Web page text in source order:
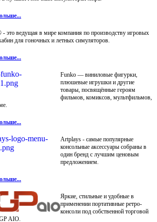
- это ведущая в мире компания по производству игровых
для гоночных и летных симуляторов.
Funko — виниловые фигурки,
плюшевые игрушки и другие
товары, посвящённые героям
фильмов, комиксов, мультфильмов,
Artplays - самые популярные
консольные аксессуары собраны в
один бренд с лучшим ценовым
предложением.
Яркие, стильные и удобные в
применении портативные ретро-
консоли под собственной торговой
AIO.